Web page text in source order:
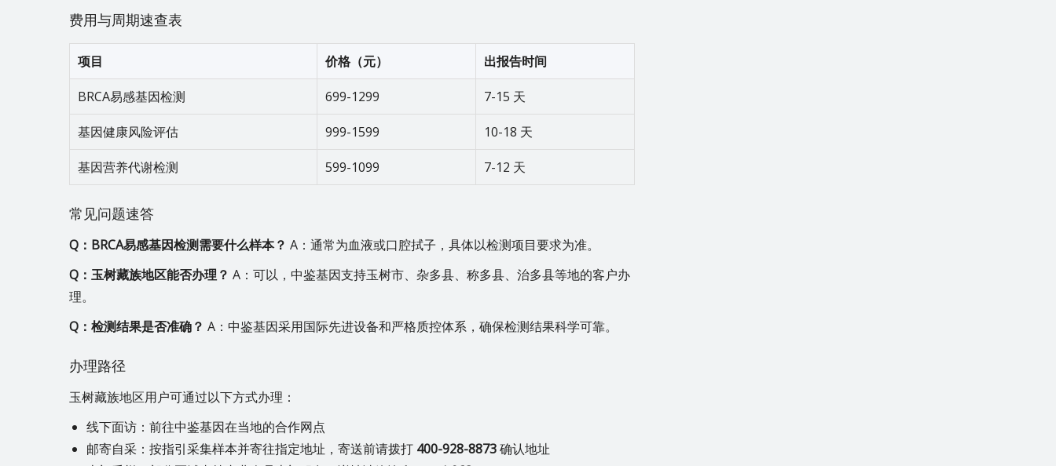
费用与周期速查表
项目 价格（元） 出报告时间
BRCA易感基因检测 699-1299 7-15 天
基因健康风险评估 999-1599 10-18 天
基因营养代谢检测 599-1099 7-12 天
常见问题速答
Q：BRCA易感基因检测需要什么样本？ A：通常为血液或口腔拭子，具体以检测项目要求为准。
Q：玉树藏族地区能否办理？ A：可以，中鉴基因支持玉树市、杂多县、称多县、治多县等地的客户办
理。
Q：检测结果是否准确？ A：中鉴基因采用国际先进设备和严格质控体系，确保检测结果科学可靠。
办理路径
玉树藏族地区用户可通过以下方式办理：
线下面访：前往中鉴基因在当地的合作网点
邮寄自采：按指引采集样本并寄往指定地址，寄送前请拨打 400-928-8873确认地址